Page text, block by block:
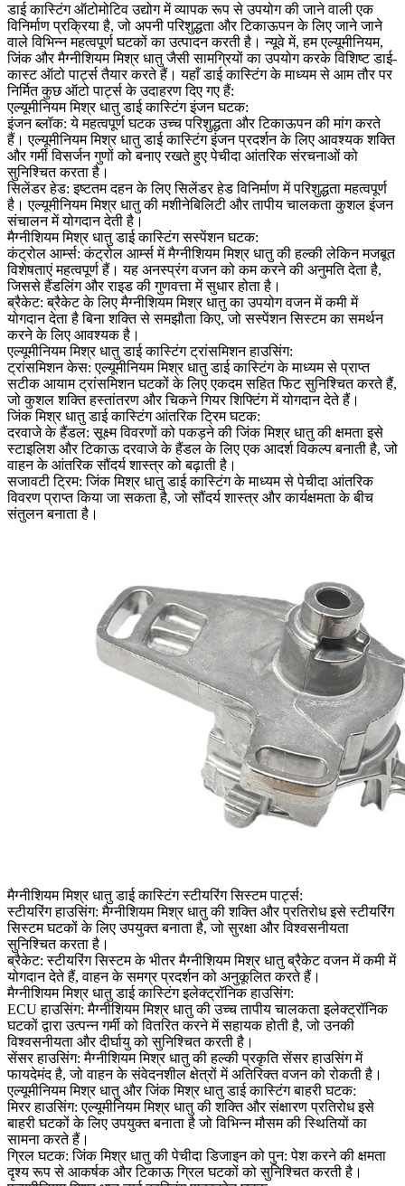
डाई कास्टिंग ऑटोमोटिव उद्योग में व्यापक रूप से उपयोग की जाने वाली एक
विनिर्माण प्रक्रिया है, जो अपनी परिशुद्धता और टिकाऊपन के लिए जाने जाने
वाले विभिन्न महत्वपूर्ण घटकों का उत्पादन करती है। न्यूवे में, हम एल्यूमीनियम,
जिंक और मैग्नीशियम मिश्र धातु जैसी सामग्रियों का उपयोग करके विशिष्ट डाई-
कास्ट ऑटो पार्ट्स तैयार करते हैं। यहाँ डाई कास्टिंग के माध्यम से आम तौर पर
निर्मित कुछ ऑटो पार्ट्स के उदाहरण दिए गए हैं:
एल्यूमीनियम मिश्र धातु डाई कास्टिंग इंजन घटक:
इंजन ब्लॉक: ये महत्वपूर्ण घटक उच्च परिशुद्धता और टिकाऊपन की मांग करते
हैं। एल्यूमीनियम मिश्र धातु डाई कास्टिंग इंजन प्रदर्शन के लिए आवश्यक शक्ति
और गर्मी विसर्जन गुणों को बनाए रखते हुए पेचीदा आंतरिक संरचनाओं को
सुनिश्चित करता है।
सिलेंडर हेड: इष्टतम दहन के लिए सिलेंडर हेड विनिर्माण में परिशुद्धता महत्वपूर्ण
है। एल्यूमीनियम मिश्र धातु की मशीनेबिलिटी और तापीय चालकता कुशल इंजन
संचालन में योगदान देती है।
मैग्नीशियम मिश्र धातु डाई कास्टिंग सस्पेंशन घटक:
कंट्रोल आर्म्स: कंट्रोल आर्म्स में मैग्नीशियम मिश्र धातु की हल्की लेकिन मजबूत
विशेषताएं महत्वपूर्ण हैं। यह अनस्प्रंग वजन को कम करने की अनुमति देता है,
जिससे हैंडलिंग और राइड की गुणवत्ता में सुधार होता है।
ब्रैकेट: ब्रैकेट के लिए मैग्नीशियम मिश्र धातु का उपयोग वजन में कमी में
योगदान देता है बिना शक्ति से समझौता किए, जो सस्पेंशन सिस्टम का समर्थन
करने के लिए आवश्यक है।
एल्यूमीनियम मिश्र धातु डाई कास्टिंग ट्रांसमिशन हाउसिंग:
ट्रांसमिशन केस: एल्यूमीनियम मिश्र धातु डाई कास्टिंग के माध्यम से प्राप्त
सटीक आयाम ट्रांसमिशन घटकों के लिए एकदम सहित फिट सुनिश्चित करते हैं,
जो कुशल शक्ति हस्तांतरण और चिकने गियर शिफ्टिंग में योगदान देते हैं।
जिंक मिश्र धातु डाई कास्टिंग आंतरिक ट्रिम घटक:
दरवाजे के हैंडल: सूक्ष्म विवरणों को पकड़ने की जिंक मिश्र धातु की क्षमता इसे
स्टाइलिश और टिकाऊ दरवाजे के हैंडल के लिए एक आदर्श विकल्प बनाती है, जो
वाहन के आंतरिक सौंदर्य शास्त्र को बढ़ाती है।
सजावटी ट्रिम: जिंक मिश्र धातु डाई कास्टिंग के माध्यम से पेचीदा आंतरिक
विवरण प्राप्त किया जा सकता है, जो सौंदर्य शास्त्र और कार्यक्षमता के बीच
संतुलन बनाता है।
मैग्नीशियम मिश्र धातु डाई कास्टिंग स्टीयरिंग सिस्टम पार्ट्स:
स्टीयरिंग हाउसिंग: मैग्नीशियम मिश्र धातु की शक्ति और प्रतिरोध इसे स्टीयरिंग
सिस्टम घटकों के लिए उपयुक्त बनाता है, जो सुरक्षा और विश्वसनीयता
सुनिश्चित करता है।
ब्रैकेट: स्टीयरिंग सिस्टम के भीतर मैग्नीशियम मिश्र धातु ब्रैकेट वजन में कमी में
योगदान देते हैं, वाहन के समग्र प्रदर्शन को अनुकूलित करते हैं।
मैग्नीशियम मिश्र धातु डाई कास्टिंग इलेक्ट्रॉनिक हाउसिंग:
ECU हाउसिंग: मैग्नीशियम मिश्र धातु की उच्च तापीय चालकता इलेक्ट्रॉनिक
घटकों द्वारा उत्पन्न गर्मी को वितरित करने में सहायक होती है, जो उनकी
विश्वसनीयता और दीर्घायु को सुनिश्चित करती है।
सेंसर हाउसिंग: मैग्नीशियम मिश्र धातु की हल्की प्रकृति सेंसर हाउसिंग में
फायदेमंद है, जो वाहन के संवेदनशील क्षेत्रों में अतिरिक्त वजन को रोकती है।
एल्यूमीनियम मिश्र धातु और जिंक मिश्र धातु डाई कास्टिंग बाहरी घटक:
मिरर हाउसिंग: एल्यूमीनियम मिश्र धातु की शक्ति और संक्षारण प्रतिरोध इसे
बाहरी घटकों के लिए उपयुक्त बनाता है जो विभिन्न मौसम की स्थितियों का
सामना करते हैं।
ग्रिल घटक: जिंक मिश्र धातु की पेचीदा डिजाइन को पुन: पेश करने की क्षमता
दृश्य रूप से आकर्षक और टिकाऊ ग्रिल घटकों को सुनिश्चित करती है।